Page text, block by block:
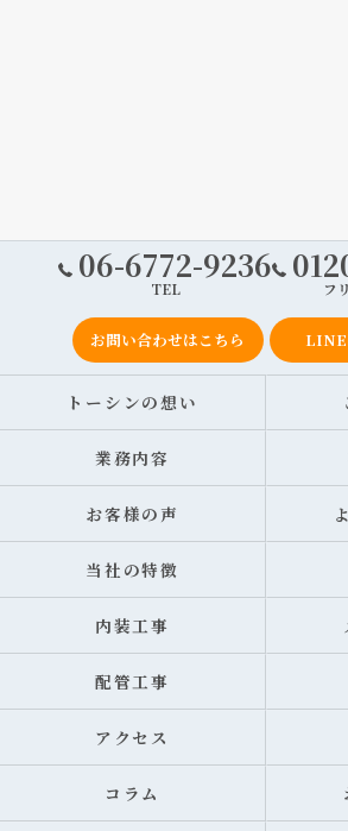
06-6772-9236
TEL フ
お問い合わせはこちら LINE
トーシンの想い
業務内容
お客様の声
当社の特徴
内装工事
配管工事
アクセス
コラム